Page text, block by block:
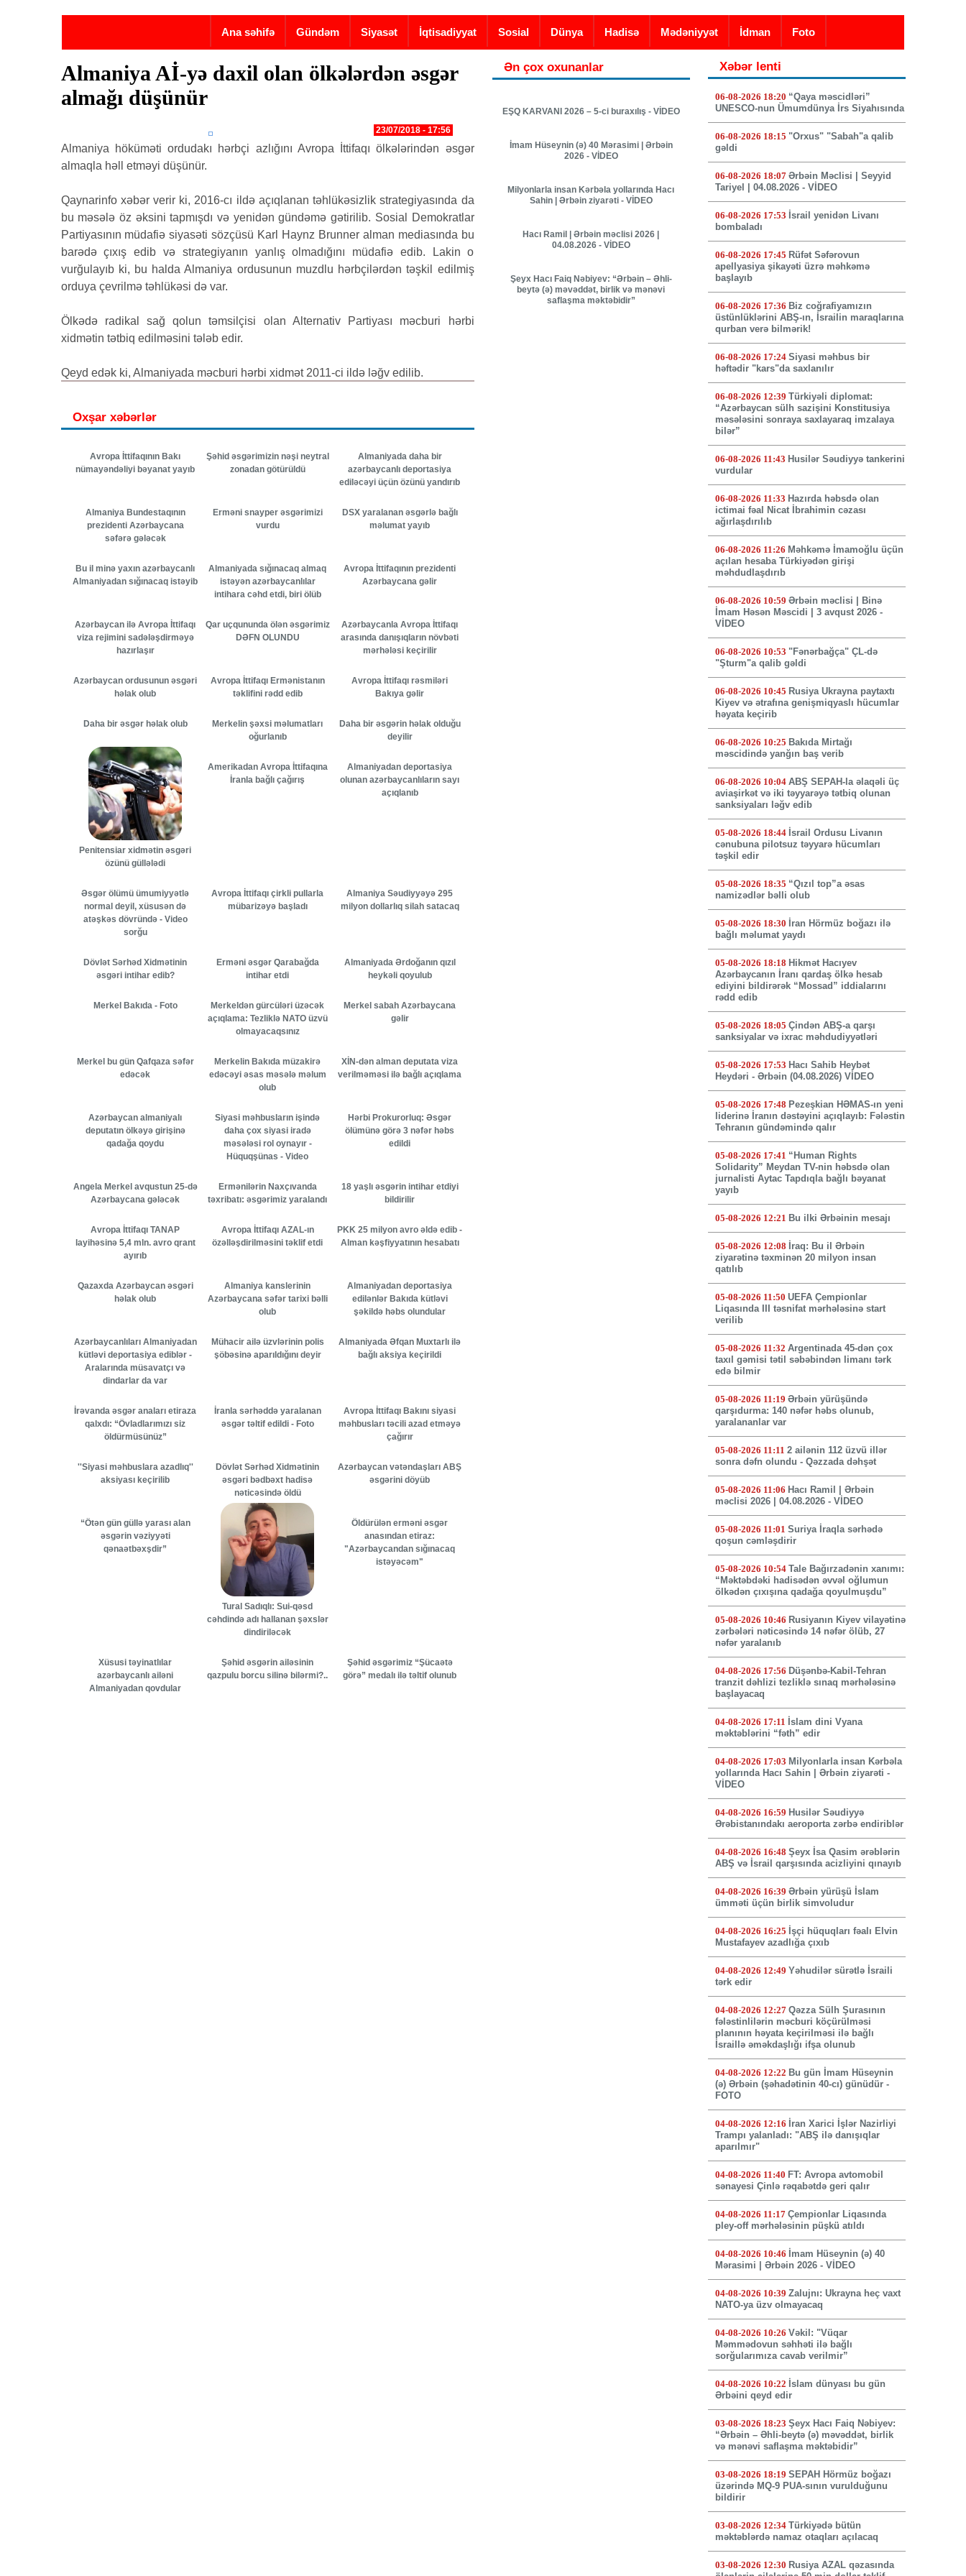
Ana səhifə Gündəm Siyasət İqtisadiyyat Sosial Dünya Hadisə Mədəniyyət İdman Foto
Almaniya Aİ-yə daxil olan ölkələrdən əsgər
almağı düşünür
23/07/2018 - 17:56
Almaniya höküməti ordudakı hərbçi azlığını Avropa İttifaqı ölkələrindən əsgər
almaqla həll etməyi düşünür.
Qaynarinfo xəbər verir ki, 2016-cı ildə açıqlanan təhlükəsizlik strategiyasında da
bu məsələ öz əksini tapmışdı və yenidən gündəmə gətirilib. Sosial Demokratlar
Partiyasının müdafiə siyasəti sözçüsü Karl Haynz Brunner alman mediasında bu
barədə çıxış edib və strategiyanın yanlış olmadığını müdafiə edib. Lakin o
vurğulayıb ki, bu halda Almaniya ordusunun muzdlu hərbçilərdən təşkil edilmiş
orduya çevrilmə təhlükəsi də var.
Ölkədə radikal sağ qolun təmsilçisi olan Alternativ Partiyası məcburi hərbi
xidmətin tətbiq edilməsini tələb edir.
Qeyd edək ki, Almaniyada məcburi hərbi xidmət 2011-ci ildə ləğv edilib.
Oxşar xəbərlər
Avropa İttifaqının Bakı
nümayəndəliyi bəyanat yayıb
Şəhid əsgərimizin nəşi neytral
zonadan götürüldü
Almaniyada daha bir
azərbaycanlı deportasiya
ediləcəyi üçün özünü yandırıb
Almaniya Bundestaqının
prezidenti Azərbaycana
səfərə gələcək
Erməni snayper əsgərimizi
vurdu
DSX yaralanan əsgərlə bağlı
məlumat yayıb
Bu il minə yaxın azərbaycanlı
Almaniyadan sığınacaq istəyib
Almaniyada sığınacaq almaq
istəyən azərbaycanlılar
intihara cəhd etdi, biri ölüb
Avropa İttifaqının prezidenti
Azərbaycana gəlir
Azərbaycan ilə Avropa İttifaqı
viza rejimini sadələşdirməyə
hazırlaşır
Qar uçqununda ölən əsgərimiz
DƏFN OLUNDU
Azərbaycanla Avropa İttifaqı
arasında danışıqların növbəti
mərhələsi keçirilir
Azərbaycan ordusunun əsgəri
həlak olub
Avropa İttifaqı Ermənistanın
təklifini rədd edib
Avropa İttifaqı rəsmiləri
Bakıya gəlir
Daha bir əsgər həlak olub
Merkelin şəxsi məlumatları
oğurlanıb
Daha bir əsgərin həlak olduğu
deyilir
Penitensiar xidmətin əsgəri
özünü güllələdi
Amerikadan Avropa İttifaqına
İranla bağlı çağırış
Almaniyadan deportasiya
olunan azərbaycanlıların sayı
açıqlanıb
Əsgər ölümü ümumiyyətlə
normal deyil, xüsusən də
atəşkəs dövründə - Video
sorğu
Avropa İttifaqı çirkli pullarla
mübarizəyə başladı
Almaniya Səudiyyəyə 295
milyon dollarlıq silah satacaq
Dövlət Sərhəd Xidmətinin
əsgəri intihar edib?
Erməni əsgər Qarabağda
intihar etdi
Almaniyada Ərdoğanın qızıl
heykəli qoyulub
Merkel Bakıda - Foto
Merkeldən gürcüləri üzəcək
açıqlama: Tezliklə NATO üzvü
olmayacaqsınız
Merkel sabah Azərbaycana
gəlir
Merkel bu gün Qafqaza səfər
edəcək
Merkelin Bakıda müzakirə
edəcəyi əsas məsələ məlum
olub
XİN-dən alman deputata viza
verilməməsi ilə bağlı açıqlama
Azərbaycan almaniyalı
deputatın ölkəyə girişinə
qadağa qoydu
Siyasi məhbusların işində
daha çox siyasi iradə
məsələsi rol oynayır -
Hüquqşünas - Video
Hərbi Prokurorluq: Əsgər
ölümünə görə 3 nəfər həbs
edildi
Angela Merkel avqustun 25-də
Azərbaycana gələcək
Ermənilərin Naxçıvanda
təxribatı: əsgərimiz yaralandı
18 yaşlı əsgərin intihar etdiyi
bildirilir
Avropa İttifaqı TANAP
layihəsinə 5,4 mln. avro qrant
ayırıb
Avropa İttifaqı AZAL-ın
özəlləşdirilməsini təklif etdi
PKK 25 milyon avro əldə edib -
Alman kəşfiyyatının hesabatı
Qazaxda Azərbaycan əsgəri
həlak olub
Almaniya kanslerinin
Azərbaycana səfər tarixi bəlli
olub
Almaniyadan deportasiya
edilənlər Bakıda kütləvi
şəkildə həbs olundular
Azərbaycanlıları Almaniyadan
kütləvi deportasiya ediblər -
Aralarında müsavatçı və
dindarlar da var
Mühacir ailə üzvlərinin polis
şöbəsinə aparıldığını deyir
Almaniyada Əfqan Muxtarlı ilə
bağlı aksiya keçirildi
İrəvanda əsgər anaları etiraza
qalxdı: “Övladlarımızı siz
öldürmüsünüz”
İranla sərhəddə yaralanan
əsgər təltif edildi - Foto
Avropa İttifaqı Bakını siyasi
məhbusları təcili azad etməyə
çağırır
''Siyasi məhbuslara azadlıq''
aksiyası keçirilib
Dövlət Sərhəd Xidmətinin
əsgəri bədbəxt hadisə
nəticəsində öldü
Azərbaycan vətəndaşları ABŞ
əsgərini döyüb
“Ötən gün güllə yarası alan
əsgərin vəziyyəti
qənaətbəxşdir”
Tural Sadıqlı: Sui-qəsd
cəhdində adı hallanan şəxslər
dindiriləcək
Öldürülən erməni əsgər
anasından etiraz:
"Azərbaycandan sığınacaq
istəyəcəm"
Xüsusi təyinatlılar
azərbaycanlı ailəni
Almaniyadan qovdular
Şəhid əsgərin ailəsinin
qazpulu borcu silinə bilərmi?..
Şəhid əsgərimiz “Şücaətə
görə” medalı ilə təltif olunub
Ən çox oxunanlar
EŞQ KARVANI 2026 – 5-ci buraxılış - VİDEO
İmam Hüseynin (ə) 40 Mərasimi | Ərbəin
2026 - VİDEO
Milyonlarla insan Kərbəla yollarında Hacı
Sahin | Ərbəin ziyarəti - VİDEO
Hacı Ramil | Ərbəin məclisi 2026 |
04.08.2026 - VİDEO
Şeyx Hacı Faiq Nəbiyev: “Ərbəin – Əhli-
beytə (ə) məvəddət, birlik və mənəvi
saflaşma məktəbidir”
Xəbər lenti
06-08-2026 18:20 “Qaya məscidləri”
UNESCO-nun Ümumdünya İrs Siyahısında
06-08-2026 18:15 "Orxus" "Sabah"a qalib
gəldi
06-08-2026 18:07 Ərbəin Məclisi | Seyyid
Tariyel | 04.08.2026 - VİDEO
06-08-2026 17:53 İsrail yenidən Livanı
bombaladı
06-08-2026 17:45 Rüfət Səfərovun
apellyasiya şikayəti üzrə məhkəmə
başlayıb
06-08-2026 17:36 Biz coğrafiyamızın
üstünlüklərini ABŞ-ın, İsrailin maraqlarına
qurban verə bilmərik!
06-08-2026 17:24 Siyasi məhbus bir
həftədir "kars"da saxlanılır
06-08-2026 12:39 Türkiyəli diplomat:
“Azərbaycan sülh sazişini Konstitusiya
məsələsini sonraya saxlayaraq imzalaya
bilər”
06-08-2026 11:43 Husilər Səudiyyə tankerini
vurdular
06-08-2026 11:33 Hazırda həbsdə olan
ictimai fəal Nicat İbrahimin cəzası
ağırlaşdırılıb
06-08-2026 11:26 Məhkəmə İmamoğlu üçün
açılan hesaba Türkiyədən girişi
məhdudlaşdırıb
06-08-2026 10:59 Ərbəin məclisi | Binə
İmam Həsən Məscidi | 3 avqust 2026 -
VİDEO
06-08-2026 10:53 "Fənərbağça" ÇL-də
"Şturm"a qalib gəldi
06-08-2026 10:45 Rusiya Ukrayna paytaxtı
Kiyev və ətrafına genişmiqyaslı hücumlar
həyata keçirib
06-08-2026 10:25 Bakıda Mirtağı
məscidində yanğın baş verib
06-08-2026 10:04 ABŞ SEPAH-la əlaqəli üç
aviaşirkət və iki təyyarəyə tətbiq olunan
sanksiyaları ləğv edib
05-08-2026 18:44 İsrail Ordusu Livanın
cənubuna pilotsuz təyyarə hücumları
təşkil edir
05-08-2026 18:35 “Qızıl top”a əsas
namizədlər bəlli olub
05-08-2026 18:30 İran Hörmüz boğazı ilə
bağlı məlumat yaydı
05-08-2026 18:18 Hikmət Hacıyev
Azərbaycanın İranı qardaş ölkə hesab
ediyini bildirərək “Mossad” iddialarını
rədd edib
05-08-2026 18:05 Çindən ABŞ-a qarşı
sanksiyalar və ixrac məhdudiyyətləri
05-08-2026 17:53 Hacı Sahib Heybət
Heydəri - Ərbəin (04.08.2026) VİDEO
05-08-2026 17:48 Pezeşkian HƏMAS-ın yeni
liderinə İranın dəstəyini açıqlayıb: Fələstin
Tehranın gündəmində qalır
05-08-2026 17:41 “Human Rights
Solidarity” Meydan TV-nin həbsdə olan
jurnalisti Aytac Tapdıqla bağlı bəyanat
yayıb
05-08-2026 12:21 Bu ilki Ərbəinin mesajı
05-08-2026 12:08 İraq: Bu il Ərbəin
ziyarətinə təxminən 20 milyon insan
qatılıb
05-08-2026 11:50 UEFA Çempionlar
Liqasında III təsnifat mərhələsinə start
verilib
05-08-2026 11:32 Argentinada 45-dən çox
taxıl gəmisi tətil səbəbindən limanı tərk
edə bilmir
05-08-2026 11:19 Ərbəin yürüşündə
qarşıdurma: 140 nəfər həbs olunub,
yaralananlar var
05-08-2026 11:11 2 ailənin 112 üzvü illər
sonra dəfn olundu - Qəzzada dəhşət
05-08-2026 11:06 Hacı Ramil | Ərbəin
məclisi 2026 | 04.08.2026 - VİDEO
05-08-2026 11:01 Suriya İraqla sərhədə
qoşun cəmləşdirir
05-08-2026 10:54 Tale Bağırzadənin xanımı:
“Məktəbdəki hadisədən əvvəl oğlumun
ölkədən çıxışına qadağa qoyulmuşdu”
05-08-2026 10:46 Rusiyanın Kiyev vilayətinə
zərbələri nəticəsində 14 nəfər ölüb, 27
nəfər yaralanıb
04-08-2026 17:56 Düşənbə-Kabil-Tehran
tranzit dəhlizi tezliklə sınaq mərhələsinə
başlayacaq
04-08-2026 17:11 İslam dini Vyana
məktəblərini “fəth” edir
04-08-2026 17:03 Milyonlarla insan Kərbəla
yollarında Hacı Sahin | Ərbəin ziyarəti -
VİDEO
04-08-2026 16:59 Husilər Səudiyyə
Ərəbistanındakı aeroporta zərbə endiriblər
04-08-2026 16:48 Şeyx İsa Qasim ərəblərin
ABŞ və İsrail qarşısında acizliyini qınayıb
04-08-2026 16:39 Ərbəin yürüşü İslam
ümməti üçün birlik simvoludur
04-08-2026 16:25 İşçi hüquqları fəalı Elvin
Mustafayev azadlığa çıxıb
04-08-2026 12:49 Yəhudilər sürətlə İsraili
tərk edir
04-08-2026 12:27 Qəzza Sülh Şurasının
fələstinlilərin məcburi köçürülməsi
planının həyata keçirilməsi ilə bağlı
İsraillə əməkdaşlığı ifşa olunub
04-08-2026 12:22 Bu gün İmam Hüseynin
(ə) Ərbəin (şəhadətinin 40-cı) günüdür -
FOTO
04-08-2026 12:16 İran Xarici İşlər Nazirliyi
Trampı yalanladı: "ABŞ ilə danışıqlar
aparılmır"
04-08-2026 11:40 FT: Avropa avtomobil
sənayesi Çinlə rəqabətdə geri qalır
04-08-2026 11:17 Çempionlar Liqasında
pley-off mərhələsinin püşkü atıldı
04-08-2026 10:46 İmam Hüseynin (ə) 40
Mərasimi | Ərbəin 2026 - VİDEO
04-08-2026 10:39 Zalujnı: Ukrayna heç vaxt
NATO-ya üzv olmayacaq
04-08-2026 10:26 Vəkil: "Vüqar
Məmmədovun səhhəti ilə bağlı
sorğularımıza cavab verilmir”
04-08-2026 10:22 İslam dünyası bu gün
Ərbəini qeyd edir
03-08-2026 18:23 Şeyx Hacı Faiq Nəbiyev:
“Ərbəin – Əhli-beytə (ə) məvəddət, birlik
və mənəvi saflaşma məktəbidir”
03-08-2026 18:19 SEPAH Hörmüz boğazı
üzərində MQ-9 PUA-sının vurulduğunu
bildirir
03-08-2026 12:34 Türkiyədə bütün
məktəblərdə namaz otaqları açılacaq
03-08-2026 12:30 Rusiya AZAL qəzasında